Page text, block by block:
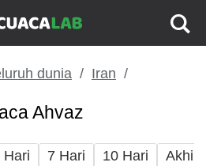
dunia Iran
Ahvaz
Hari 7 Hari 10 Hari Akhir